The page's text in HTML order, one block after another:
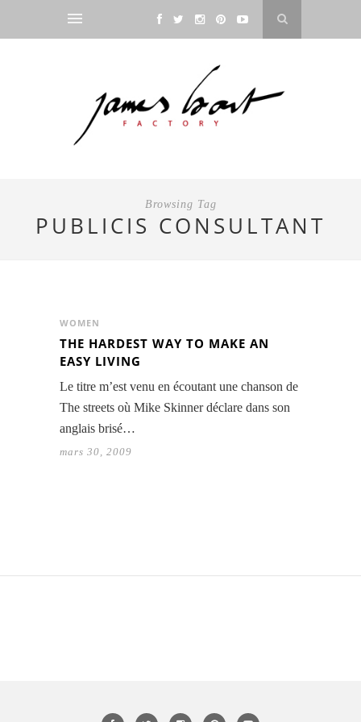
Browsing Tag
PUBLICIS CONSULTANT
WOMEN
THE HARDEST WAY TO MAKE AN
EASY LIVING
Le titre m’est venu en écoutant une chanson de
The streets où Mike Skinner déclare dans son
anglais brisé…
mars 30, 2009